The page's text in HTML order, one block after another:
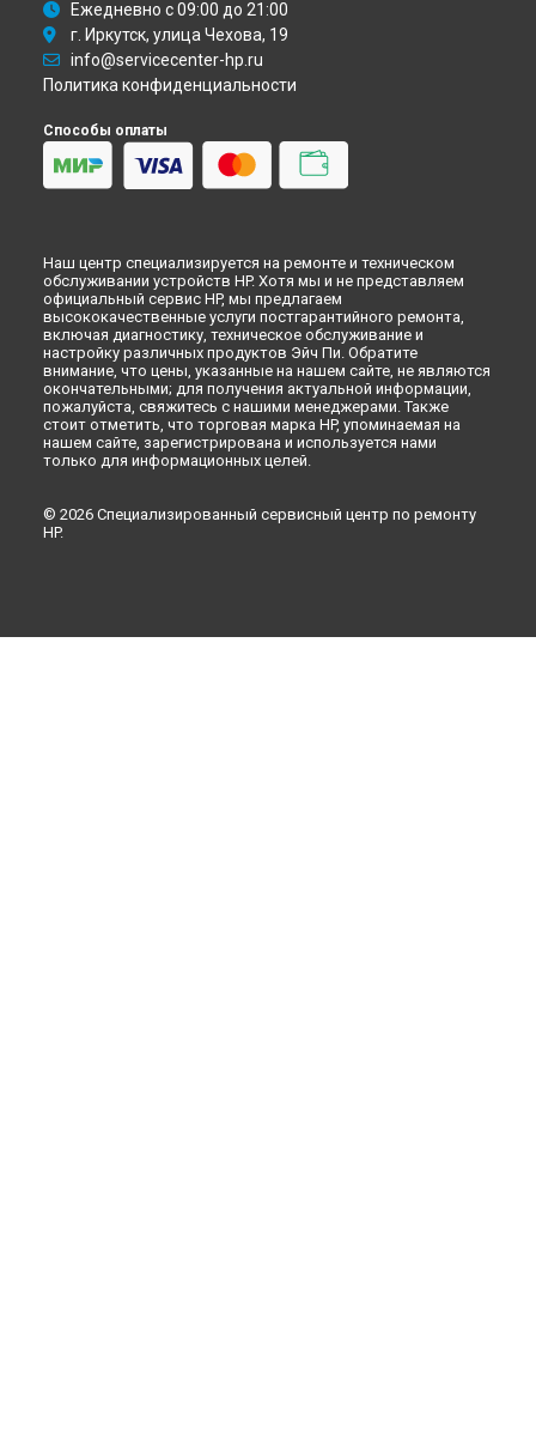
Ежедневно с 09:00 до 21:00
г. Иркутск, улица Чехова, 19
info@servicecenter-hp.ru
Политика конфиденциальности
Способы оплаты
Наш центр специализируется на ремонте и техническом
обслуживании устройств HP. Хотя мы и не представляем
официальный сервис HP, мы предлагаем
высококачественные услуги постгарантийного ремонта,
включая диагностику, техническое обслуживание и
настройку различных продуктов Эйч Пи. Обратите
внимание, что цены, указанные на нашем сайте, не являются
окончательными; для получения актуальной информации,
пожалуйста, свяжитесь с нашими менеджерами. Также
стоит отметить, что торговая марка HP, упоминаемая на
нашем сайте, зарегистрирована и используется нами
только для информационных целей.
© 2026 Специализированный сервисный центр по ремонту
HP.